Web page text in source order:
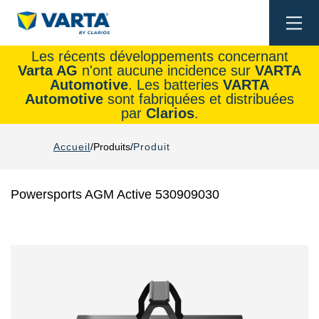
Les récents développements concernant
Varta AG n'ont aucune incidence sur VARTA
Automotive. Les batteries VARTA
Automotive sont fabriquées et distribuées
par Clarios.
Accueil Produits Produit
Powersports AGM Active 530909030